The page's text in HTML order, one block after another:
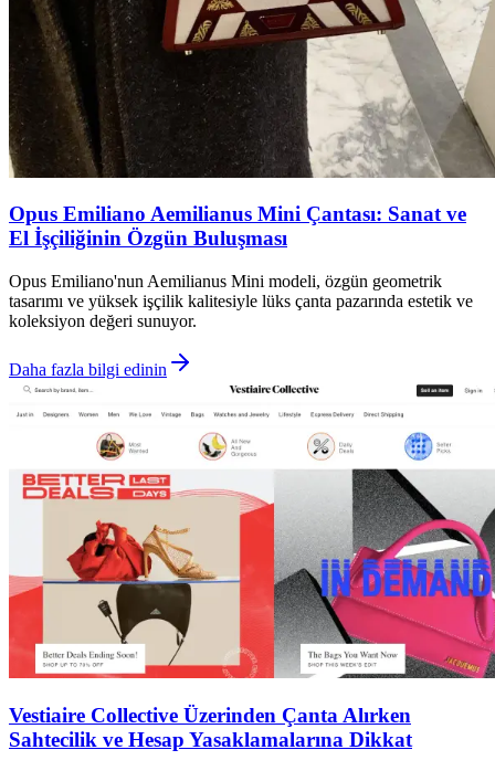
Opus Emiliano Aemilianus Mini Çantası: Sanat ve
El İşçiliğinin Özgün Buluşması
Opus Emiliano'nun Aemilianus Mini modeli, özgün geometrik
tasarımı ve yüksek işçilik kalitesiyle lüks çanta pazarında estetik ve
koleksiyon değeri sunuyor.
Daha fazla bilgi edinin
Vestiaire Collective Üzerinden Çanta Alırken
Sahtecilik ve Hesap Yasaklamalarına Dikkat